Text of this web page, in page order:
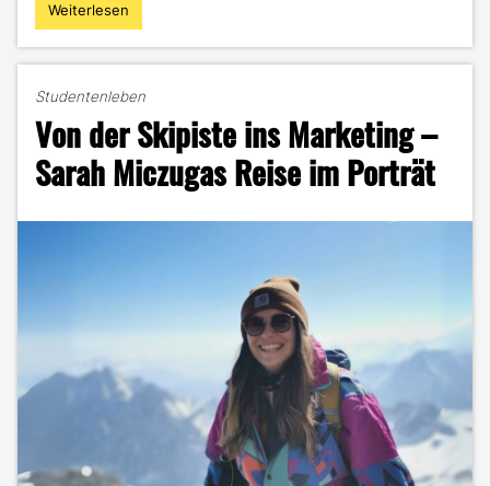
"Master-
Abschluss
Ist
Studieren
nur
noch
Zeitverschwendung?"
Weiterlesen
Studentenleben
Von der Skipiste ins Marketing –
Sarah Miczugas Reise im Porträt